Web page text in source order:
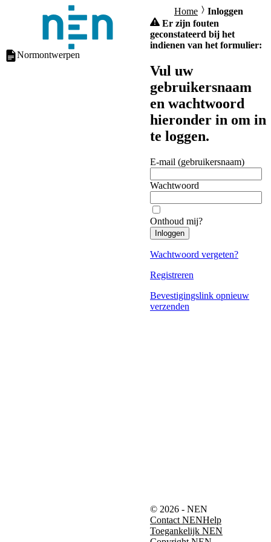
Normontwerpen
Home
Inloggen
Er zijn fouten
geconstateerd bij het
indienen van het formulier:
Vul uw
gebruikersnaam
en wachtwoord
hieronder in om in
te loggen.
E-mail (gebruikersnaam)
Wachtwoord
Onthoud mij?
Inloggen
Wachtwoord vergeten?
Registreren
Bevestigingslink opnieuw
verzenden
© 2026 - NEN
Contact NENHelp
Toegankelijk NEN